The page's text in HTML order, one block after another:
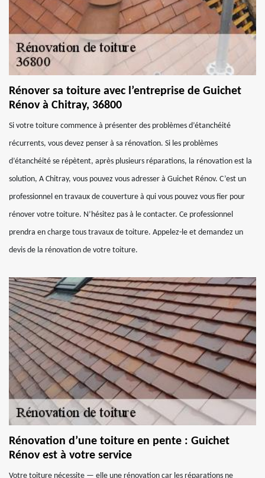
Rénover sa toiture avec l’entreprise de Guichet
Rénov à Chitray, 36800
Si votre toiture commence à présenter des problèmes d’étanchéité
récurrents, vous devez penser à sa rénovation. Si les problèmes
d’étanchéité se répètent, après plusieurs réparations, la rénovation est la
solution, A Chitray, vous pouvez vous adresser à Guichet Rénov. C’est un
professionnel en travaux de couverture à qui vous pouvez vous fier pour
rénover votre toiture. N’hésitez pas à le contacter. Ce professionnel
prendra en charge tous travaux de toiture. Appelez-le et demandez un
devis de la rénovation de votre toiture.
Rénovation d’une toiture en pente : Guichet
Rénov est à votre service
Votre toiture nécessite — elle une rénovation car les réparations ne